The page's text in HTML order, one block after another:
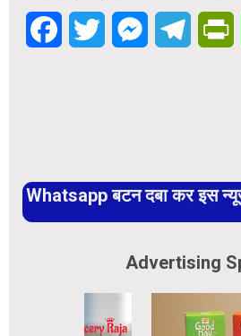
FacebookTwitter Messenger
Whatsapp बटन दबा कर इस
Advertising